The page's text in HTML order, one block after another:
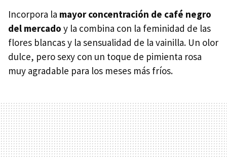
Incorpora la mayor concentración de café negro
del mercado y la combina con la feminidad de las
flores blancas y la sensualidad de la vainilla. Un olor
dulce, pero sexy con un toque de pimienta rosa
muy agradable para los meses más fríos.